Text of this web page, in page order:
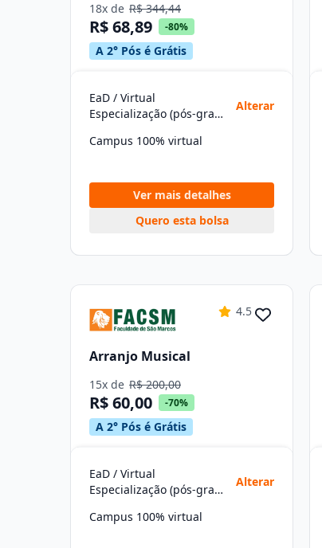
18x de R$ 344,44
R$ 68,89 -80%
A 2° Pós é Grátis
EaD / Virtual
Especialização (pós-graduação)
Alterar
Campus 100% virtual
Ver mais detalhes
Quero esta bolsa
4.5
Arranjo Musical
15x de R$ 200,00
R$ 60,00 -70%
A 2° Pós é Grátis
EaD / Virtual
Especialização (pós-graduação)
Alterar
Campus 100% virtual